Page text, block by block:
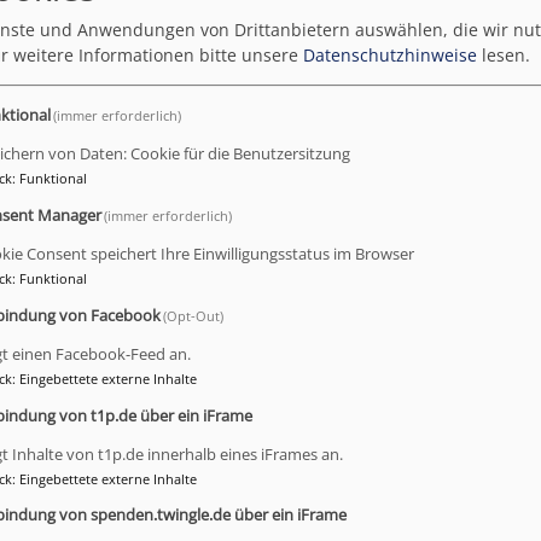
2024
probieren und miteinander darüber reden, wie wir
, wurde das erste Fass von unserem eigens gebrauten
Hacker angestochen. Im Anschluss gab es ein
Micha Götz (epv). Danach luden Ehren- bzw.
und einer kleinen Kostprobe vom "Kreuzlas". An
64) informiertn wir über die Kirchenvorstandswahl
Blasmusik mit dem Posaunenchor Hummeltal.
und Anwendungen von Drittanbietern auswählen, die wir
weitere Informationen bitte unsere Datenschutzhinweise lesen.
(immer erforderlich)
von Daten: Cookie für die Benutzersitzung
: Funktional
Manager(immer erforderlich)
Consent speichert Ihre Einwilligungsstatus im Browser
: Funktional
von Facebook(Opt-Out)
einen Facebook-Feed an.
: Eingebettete externe Inhalte
von t1p.de über ein iFrame
Inhalte von t1p.de innerhalb eines iFrames an.
: Eingebettete externe Inhalte
von spenden.twingle.de über ein iFrame